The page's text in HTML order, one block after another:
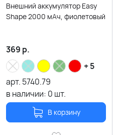
Внешний аккумулятор Easy
Shape 2000 мАч, фиолетовый
369 р.
+ 5
арт. 5740.79
в наличии: 0 шт.
В корзину